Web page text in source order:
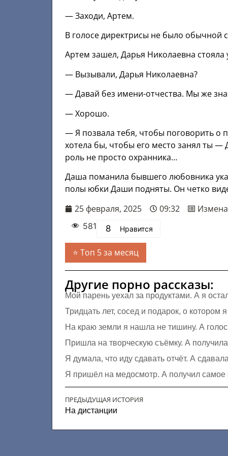
— Заходи, Артем.
В голосе директрисы не было
Артем зашел, Дарья Николаевна стояла
— Вызывали, Дарья Николаевна?
— Давай без имени-отчества. Мы же
— Хорошо.
— Я позвала тебя, чтобы поговорить о
хотела бы, чтобы его место занял ты —
роль не просто охранника…
Даша поманила бывшего любовника
полы юбки Даши подняты. Он четко
25 февраля, 2025
09:32 Измена
581 8 Нравится
Топ 5 за месяц
Другие порно рассказы:
Мой парень уехал за продуктами. А я
Тридцать лет, сосед и подарок, о котором
На краю земли я нашла не тишину. А
Пришла на творческую съёмку. А
Я думала, что иду сдавать отчёт. А
Я пришёл на медосмотр. А получил самое
ПРЕДЫДУЩАЯ ИСТОРИЯ
На дистанции